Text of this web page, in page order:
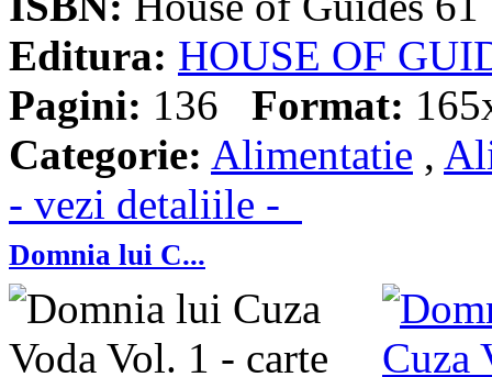
Editura: HOUSE OF
Pagini: 136 Format:
Categorie: Alimentatie ,
- vezi detaliile -
Domnia lui C...